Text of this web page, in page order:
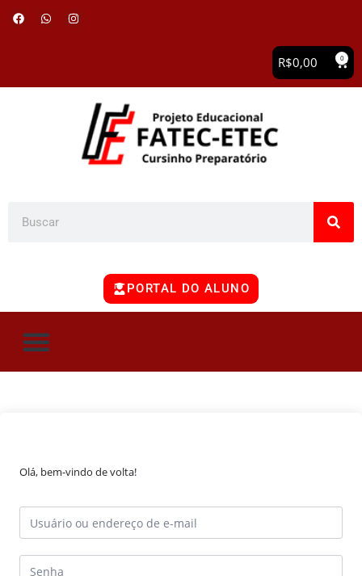
R$0,00 0
PORTAL DO ALUNO
Olá, bem-vindo de volta!